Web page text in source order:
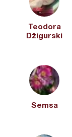
Teodora
Džigurski
Semsa